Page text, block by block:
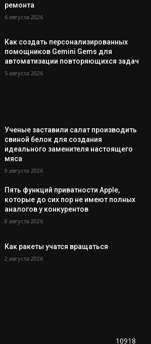
ремонта
6 августа 2026
Как создать персонализированных
помощников Gemini Gems для
автоматизации повторяющихся задач
5 августа 2026
Ученые заставили салат производить
свиной белок для создания
идеального заменителя настоящего
мяса
9 августа 2026
Пять функций приватности Apple,
которые до сих пор не имеют полных
аналогов у конкурентов
8 августа 2026
Как ракеты учатся вращаться
2 августа 2026
10918